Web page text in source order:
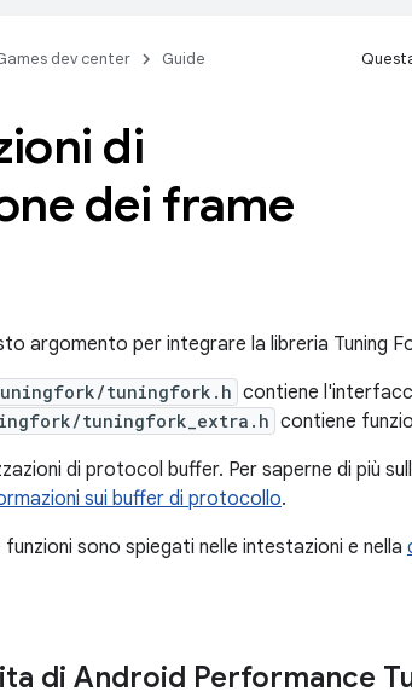
dev center Guide
di
dei frame
argomento per integrare la libreria Tuning
tuningfork.h contiene
tuningfork_extra.h contiene
di protocol buffer. Per saperne di più
sui buffer di protocollo.
sono spiegati nelle intestazioni e nella
di Android Performance